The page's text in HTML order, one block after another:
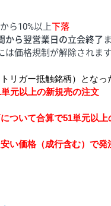
から10%以上下落
から翌営業日の立会終了
は価格規制が解除されます
リガー抵触銘柄）となっ
元以上の新規売の注文
ついて合算で51単元以
い価格（成行含む）で発